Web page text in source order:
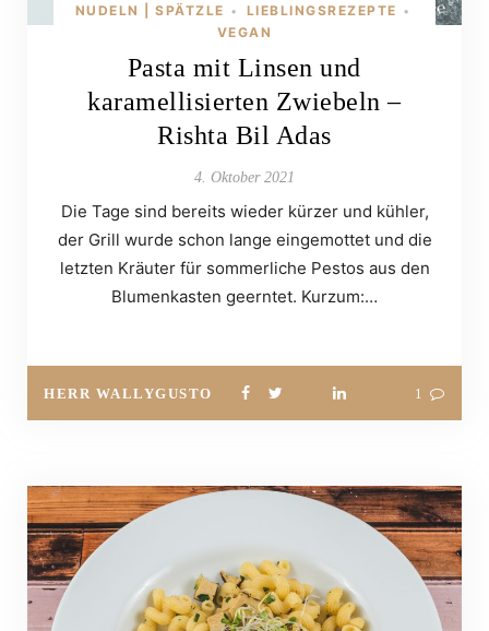
NUDELN | SPÄTZLE • LIEBLINGSREZEPTE •
VEGAN
Pasta mit Linsen und
karamellisierten Zwiebeln –
Rishta Bil Adas
4. Oktober 2021
Die Tage sind bereits wieder kürzer und kühler,
der Grill wurde schon lange eingemottet und die
letzten Kräuter für sommerliche Pestos aus den
Blumenkasten geerntet. Kurzum:…
HERR WALLYGUSTO 1